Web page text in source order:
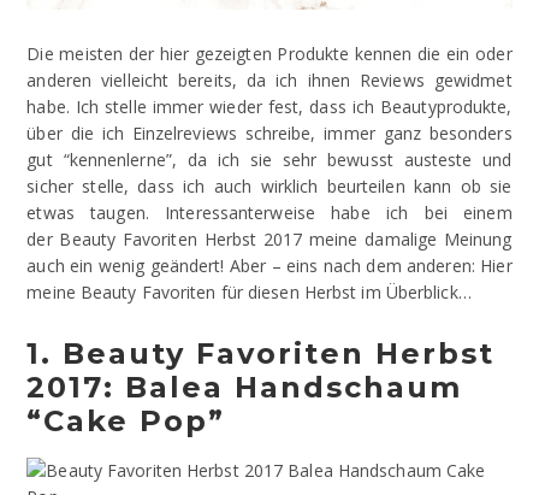
Die meisten der hier gezeigten Produkte kennen die ein oder
anderen vielleicht bereits, da ich ihnen Reviews gewidmet
habe. Ich stelle immer wieder fest, dass ich Beautyprodukte,
über die ich Einzelreviews schreibe, immer ganz besonders
gut “kennenlerne”, da ich sie sehr bewusst austeste und
sicher stelle, dass ich auch wirklich beurteilen kann ob sie
etwas taugen. Interessanterweise habe ich bei einem
der Beauty Favoriten Herbst 2017 meine damalige Meinung
auch ein wenig geändert! Aber – eins nach dem anderen: Hier
meine Beauty Favoriten für diesen Herbst im Überblick…
1. Beauty Favoriten Herbst
2017: Balea Handschaum
“Cake Pop”